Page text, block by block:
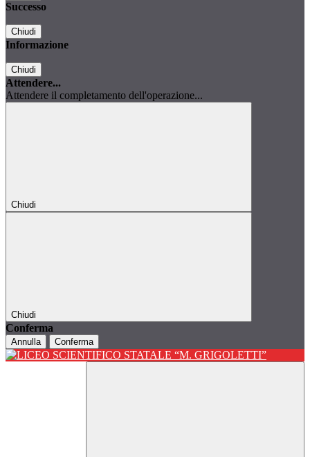
Successo
Chiudi
Informazione
Chiudi
Attendere...
Attendere il completamento dell'operazione...
Chiudi
Chiudi
Conferma
Annulla Conferma